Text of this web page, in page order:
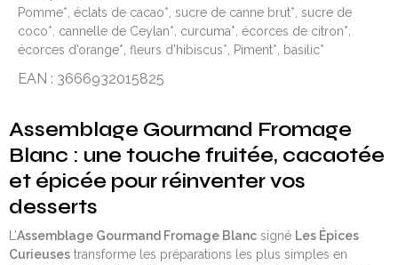
Pomme*, éclats de cacao*, sucre de canne brut*, sucre de
coco*, cannelle de Ceylan*, curcuma*, écorces de citron*,
écorces d’orange*, fleurs d’hibiscus*, Piment*, basilic*
EAN : 3666932015825
Assemblage Gourmand Fromage
Blanc : une touche fruitée, cacaotée
et épicée pour réinventer vos
desserts
L’Assemblage Gourmand Fromage Blanc signé Les Épices
Curieuses transforme les préparations les plus simples en